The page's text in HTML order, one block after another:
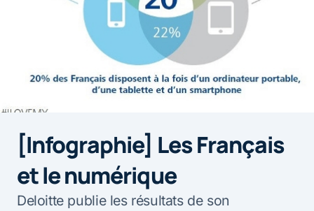
[Infographie] Les Français
et le numérique
Deloitte publie les résultats de son